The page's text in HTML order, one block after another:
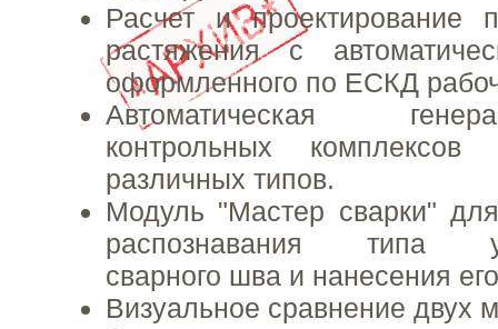
Расчет и проектирование
растяжения с
оформленного по ЕСКД
Автоматическая
контрольных комплексов
различных типов.
Модуль "Мастер сварки" для
распознавания типа
сварного шва и нанесения
Визуальное сравнение двух